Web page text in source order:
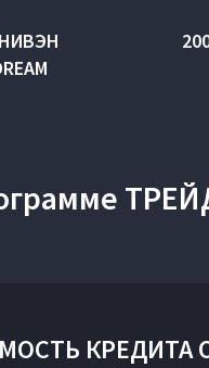
КРЕДИТА